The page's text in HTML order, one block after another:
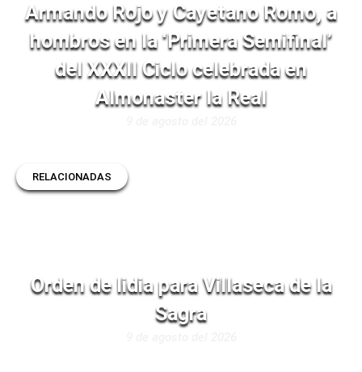
Armando Rojo y Cayetano Romo, a
hombros en la ‘Primera Semifinal’
del XXXII Ciclo celebrada en
Almonaster la Real
RELACIONADAS
Orden de lidia para Villaseca de la
Sagra